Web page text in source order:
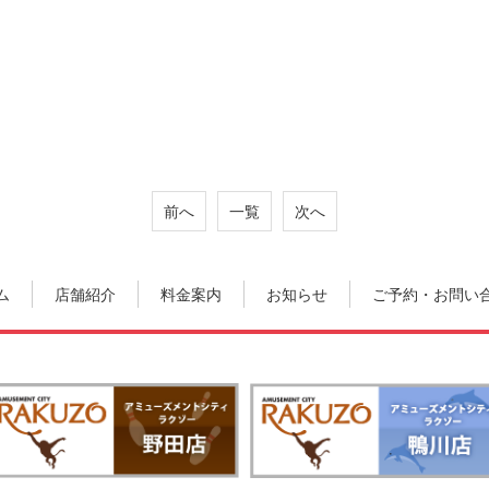
前へ 一覧 次へ
店舗紹介 料金案内 お知らせ ご予約・お問い